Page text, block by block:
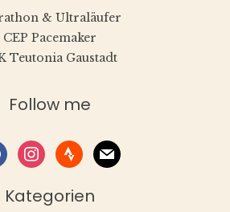
& Ultraläufer
CEP Pacemaker
Teutonia Gaustadt
Follow me
instagram
stravamail
Kategorien